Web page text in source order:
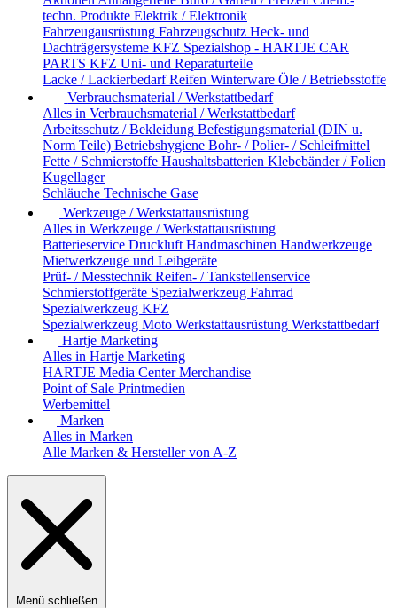
techn. Produkte Elektrik / Elektronik
Fahrzeugausrüstung Fahrzeugschutz Heck- und
Dachträgersysteme KFZ Spezialshop - HARTJE CAR
PARTS KFZ Uni- und Reparaturteile
Lacke / Lackierbedarf Reifen Winterware Öle / Betriebsstoffe
Verbrauchsmaterial / Werkstattbedarf
Alles in Verbrauchsmaterial / Werkstattbedarf
Arbeitsschutz / Bekleidung Befestigungsmaterial (DIN u.
Norm Teile) Betriebshygiene Bohr- / Polier- / Schleifmittel
Fette / Schmierstoffe Haushaltsbatterien Klebebänder / Folien
Kugellager
Schläuche Technische Gase
Werkzeuge / Werkstattausrüstung
Alles in Werkzeuge / Werkstattausrüstung
Batterieservice Druckluft Handmaschinen Handwerkzeuge
Mietwerkzeuge und Leihgeräte
Prüf- / Messtechnik Reifen- / Tankstellenservice
Schmierstoffgeräte Spezialwerkzeug Fahrrad
Spezialwerkzeug KFZ
Spezialwerkzeug Moto Werkstattausrüstung Werkstattbedarf
Hartje Marketing
Alles in Hartje Marketing
HARTJE Media Center Merchandise
Point of Sale Printmedien
Werbemittel
Marken
Alles in Marken
Alle Marken & Hersteller von A-Z
Menü schließen